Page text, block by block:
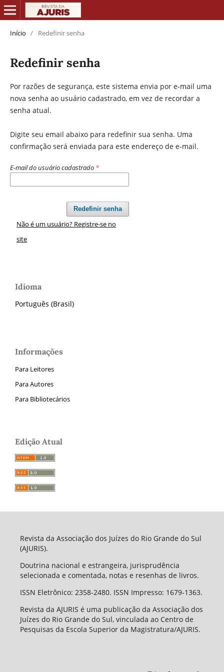
Início / Redefinir senha
Redefinir senha
Por razões de segurança, este sistema envia por e-mail uma
nova senha ao usuário cadastrado, em vez de recordar a
senha atual.
Digite seu email abaixo para redefinir sua senha. Uma
confirmação será enviada para este endereço de e-mail.
E-mail do usuário cadastrado *
Redefinir senha
Não é um usuário? Registre-se no
site
Idioma
Português (Brasil)
Informações
Para Leitores
Para Autores
Para Bibliotecários
Edição Atual
Revista da Associação dos Juízes do Rio Grande do Sul
(AJURIS).
Doutrina nacional e estrangeira, jurisprudência
selecionada e comentada, notas e resenhas de livros.
ISSN Eletrônico: 2358-2480. ISSN Impresso: 1679-1363.
Revista da AJURIS é uma publicação da Associação dos
Juízes do Rio Grande do Sul, vinculada ao Centro de
Pesquisas da Escola Superior da Magistratura/AJURIS.